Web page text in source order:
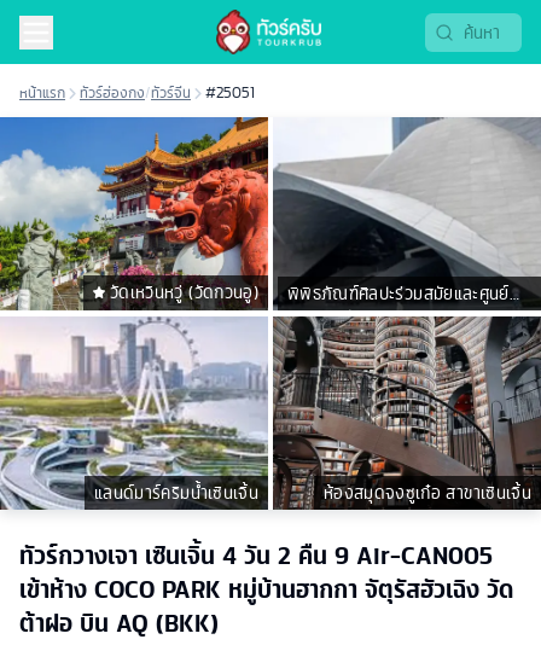
หน้าแรก ทัวร์ฮ่องกง/ทัวร์จีน #25051
วัดเหวินหวู่ (วัดกวนอู)
พิพิธภัณฑ์ศิลปะร่วมสมัยและศูนย์
วางแผนผังเมือง
แลนด์มาร์คริมน้ำเซินเจิ้น ห้องสมุดจงซูเก๋อ สาขาเซินเจิ้น
ทัวร์กวางเจา เซินเจิ้น 4 วัน 2 คืน 9 Air-CAN005
เข้าห้าง COCO PARK หมู่บ้านฮากกา จัตุรัสฮัวเฉิง วัด
ต้าฝอ บิน AQ (BKK)